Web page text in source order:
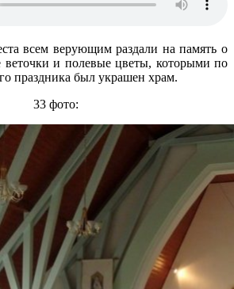
всем верующим раздали на память о
веточки и полевые цветы, которыми по
праздника был украшен храм.
33 фото: